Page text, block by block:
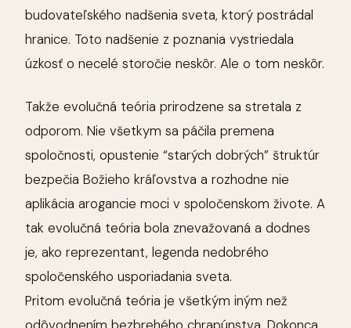
budovateľského nadšenia sveta, ktorý postrádal
hranice. Toto nadšenie z poznania vystriedala
úzkosť o necelé storočie neskôr. Ale o tom neskôr.
Takže evolučná teória prirodzene sa stretala z
odporom. Nie všetkym sa páčila premena
spoločnosti, opustenie “starých dobrých” štruktúr
bezpečia Božieho kráľovstva a rozhodne nie
aplikácia arogancie moci v spoločenskom živote. A
tak evolučná teória bola znevažovaná a dodnes
je, ako reprezentant, legenda nedobrého
spoločenského usporiadania sveta.
Pritom evolučná teória je všetkým iným než